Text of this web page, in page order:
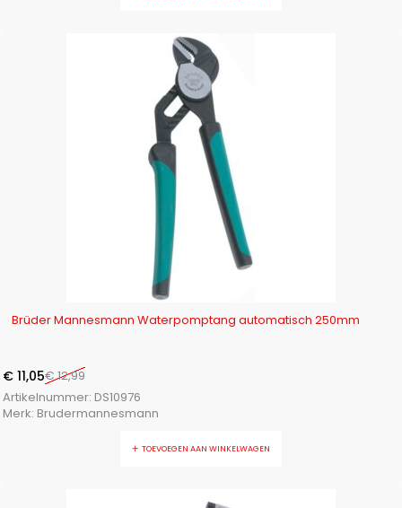
Brüder Mannesmann Waterpomptang automatisch 250mm
€12,99
€ 11,05
Artikelnummer: DS10976
Merk: Brudermannesmann
TOEVOEGEN AAN WINKELWAGEN